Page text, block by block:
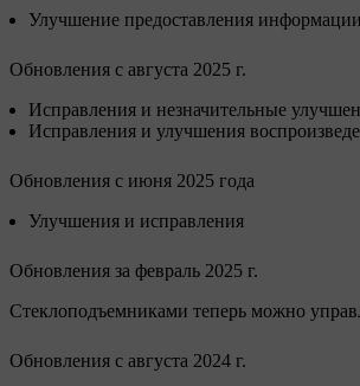
Улучшение предоставления
Обновления с августа 2025 г.
Исправления и незначительные
Исправления и улучшения
Обновления с июня 2025 года
Улучшения и исправления
Обновления за февраль 2025 г.
Стеклоподъемниками теперь можно
Обновления с августа 2024 г.